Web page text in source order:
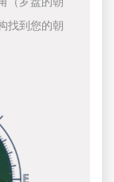
找到您的朝